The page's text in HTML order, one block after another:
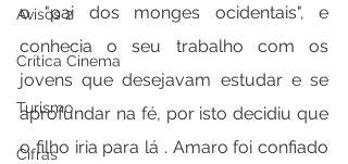
Avisos 2
Crítica Cinema
Turismo
Cifras
o "pai dos monges ocidentais", e
conhecia o seu trabalho com os
jovens que desejavam estudar e se
aprofundar na fé, por isto decidiu que
o filho iria para lá . Amaro foi confiado